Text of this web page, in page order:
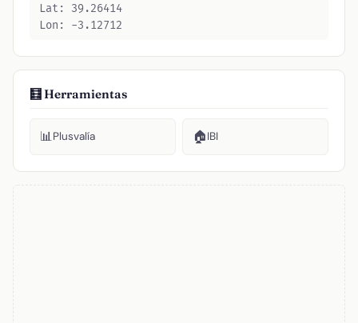
Lat: 39.26414
Lon: -3.12712
🧮 Herramientas
📊Plusvalía 🏠IBI